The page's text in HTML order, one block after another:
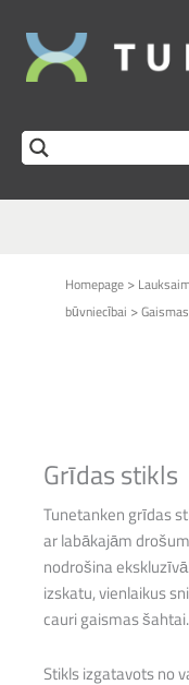
Homepage >
būvniecībai >
Grīdas stikls
Tunetanken grīdas
ar labākajām
nodrošina
izskatu, vienlaikus
cauri gaismas šahtai.
Stikls izgatavots no
This form is